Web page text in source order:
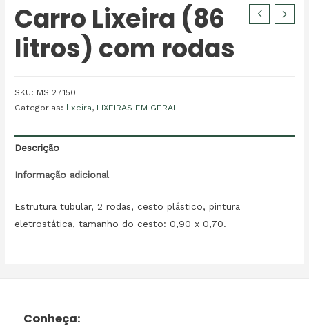
Carro Lixeira (86
litros) com rodas
SKU: MS 27150
Categorias: lixeira, LIXEIRAS EM GERAL
Descrição
Informação adicional
Estrutura tubular, 2 rodas, cesto plástico, pintura
eletrostática, tamanho do cesto: 0,90 x 0,70.
Conheça: